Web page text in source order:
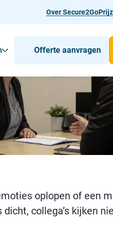
Over Secure2Go
down & BHV Alarmering
Submenu voor Voor wie
Toon Submenu voor
Offerte aanvragen
oplopen of een
collega’s kijken